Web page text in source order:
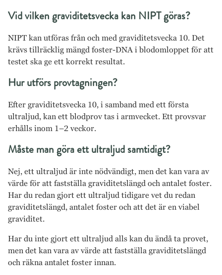
Vid vilken graviditetsvecka kan NIPT göras?
NIPT kan utföras från och med graviditetsvecka 10. Det
krävs tillräcklig mängd foster-DNA i blodomloppet för att
testet ska ge ett korrekt resultat.
Hur utförs provtagningen?
Efter graviditetsvecka 10, i samband med ett första
ultraljud, kan ett blodprov tas i armvecket. Ett provsvar
erhålls inom 1–2 veckor.
Måste man göra ett ultraljud samtidigt?
Nej, ett ultraljud är inte nödvändigt, men det kan vara av
värde för att fastställa graviditetslängd och antalet foster.
Har du redan gjort ett ultraljud tidigare vet du redan
graviditetslängd, antalet foster och att det är en viabel
graviditet.
Har du inte gjort ett ultraljud alls kan du ändå ta provet,
men det kan vara av värde att fastställa graviditetslängd
och räkna antalet foster innan.